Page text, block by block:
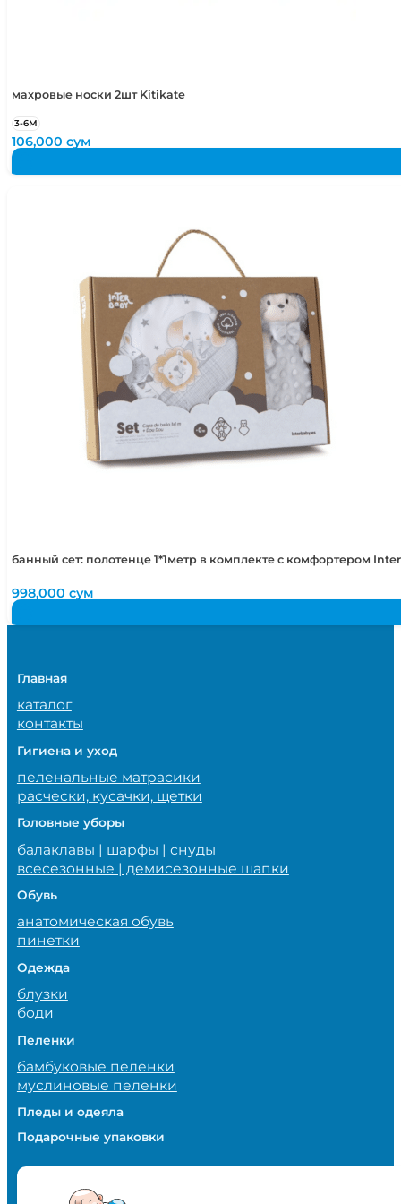
махровые носки 2шт Kitikate
3-6М
106,000сум
банный сет: полотенце 1*1метр в комплекте с комфортером
998,000сум
Главная
каталог
контакты
Гигиена и уход
пеленальные матрасики
расчески, кусачки, щетки
Головные уборы
балаклавы | шарфы | снуды
всесезонные | демисезонные шапки
Обувь
анатомическая обувь
пинетки
Одежда
блузки
боди
Пеленки
бамбуковые пеленки
муслиновые пеленки
Пледы и одеяла
Подарочные упаковки